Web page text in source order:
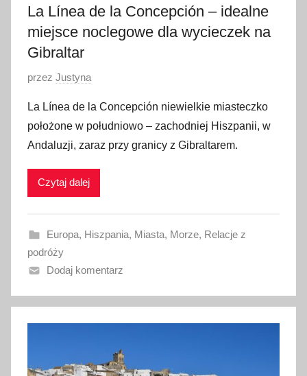
La Línea de la Concepción – idealne
miejsce noclegowe dla wycieczek na
Gibraltar
O
u
b
l
i
a
n
o
2
m
przez Justyna
La Línea de la Concepción niewielkie miasteczko
położone w południowo – zachodniej Hiszpanii, w
Andaluzji, zaraz przy granicy z Gibraltarem.
Czytaj dalej
Europa, Hiszpania, Miasta, Morze, Relacje z
podróży
Dodaj komentarz